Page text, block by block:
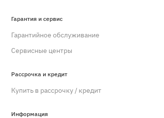
Гарантия и сервис
Гарантийное обслуживание
Сервисные центры
Рассрочка и кредит
Купить в рассрочку / кредит
Информация